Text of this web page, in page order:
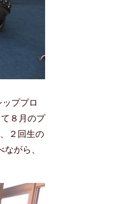
ププロ
８月のプ
２回生の
がら、